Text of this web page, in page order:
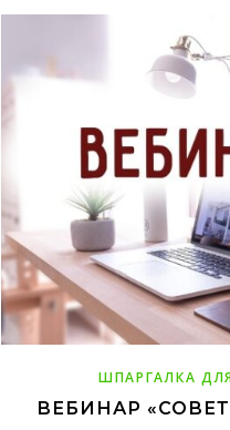
ШПАРГАЛКА
ВЕБИНАР